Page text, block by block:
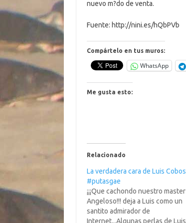
nuevo m?do de venta.
Fuente: http://nini.es/hQbPVb
Compártelo en tus muros:
WhatsApp
Me gusta esto:
Relacionado
La verdadera cara de Luis Cobos
#putasgae
¡¡¡Que cachondo nuestro master
Angeloso!!! deja a Luis como un
santito admirador de
Internet...Algunas perlas de Luis